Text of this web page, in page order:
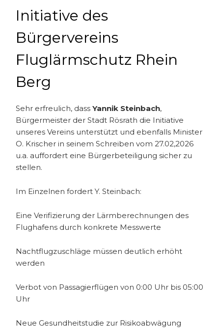
Initiative des
Bürgervereins
Fluglärmschutz Rhein
Berg
Sehr erfreulich, dassYannik Steinbach,
Bürgermeister der Stadt Rösrath die Initiative
unseres Vereins unterstützt und ebenfalls Minister
O. Krischer in seinem Schreiben vom 27.02,2026
u.a. auffordert eine Bürgerbeteiligung sicher zu
stellen.
Im Einzelnen fordert Y. Steinbach:
Eine Verifizierung der Lärmberechnungen des
Flughafens durch konkrete Messwerte
Nachtflugzuschläge müssen deutlich erhöht
werden
Verbot von Passagierflügen von 0:00 Uhr bis 05:00
Uhr
Neue Gesundheitstudie zur Risikoabwägung